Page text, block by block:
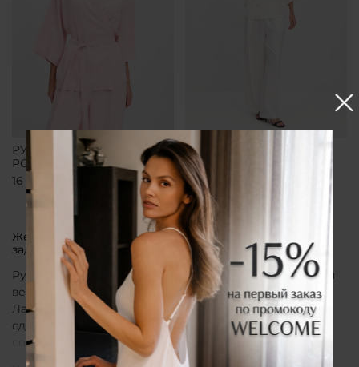
РУБАШКА-КИМОНО
РОЗОВАЯ
16 700 ₽
РУБАШКА-КИМОНО
БЕЛАЯ
16 700 ₽
Женская рубашка кимоно от бренда CLÓ, которая
задает тон всему образу
Рубашка кимоно CLÓ рассматривается как утонченная
вещь, воплощающая эстетику мягкой женственности.
Лаконичный крой, деликатные материалы и
сдержанная палитра создают образ, в котором
сочетаются особая нежность белья и элегантная
непринужденность кимоно. Такая рубашка не